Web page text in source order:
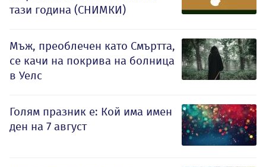
тази година (СНИМКИ)
Мъж, преоблечен като Смъртта,
се качи на покрива на болница
в Уелс
Голям празник е: Кой има имен
ден на 7 август